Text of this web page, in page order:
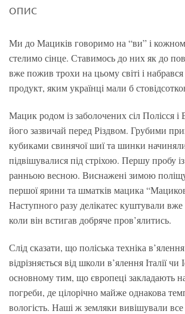
ОПИС
Ми до Мациків говоримо на “ви” і
стелимо сінце. Ставимось до них як до
вже пожив трохи на цьому світі і
продукт, яким українці мали б
Мацик родом із заболочених сіл Полісся і
його зазвичай перед Різдвом. Грубими
кубиками свинячої шиї та шинки
підвішувалися під стріхою. Першу пробу
ранньою весною. Виснажені зимою
першої ярини та шматків мацика
Наступного разу делікатес куштували
коли він встигав добряче пров’ялитись.
Слід сказати, що поліська техніка
відрізняється від школи в’ялення Італії чи
основному тим, що європеці закладають
погреби, де цілорічно майже однакова
вологість. Наші ж земляки вивішували все